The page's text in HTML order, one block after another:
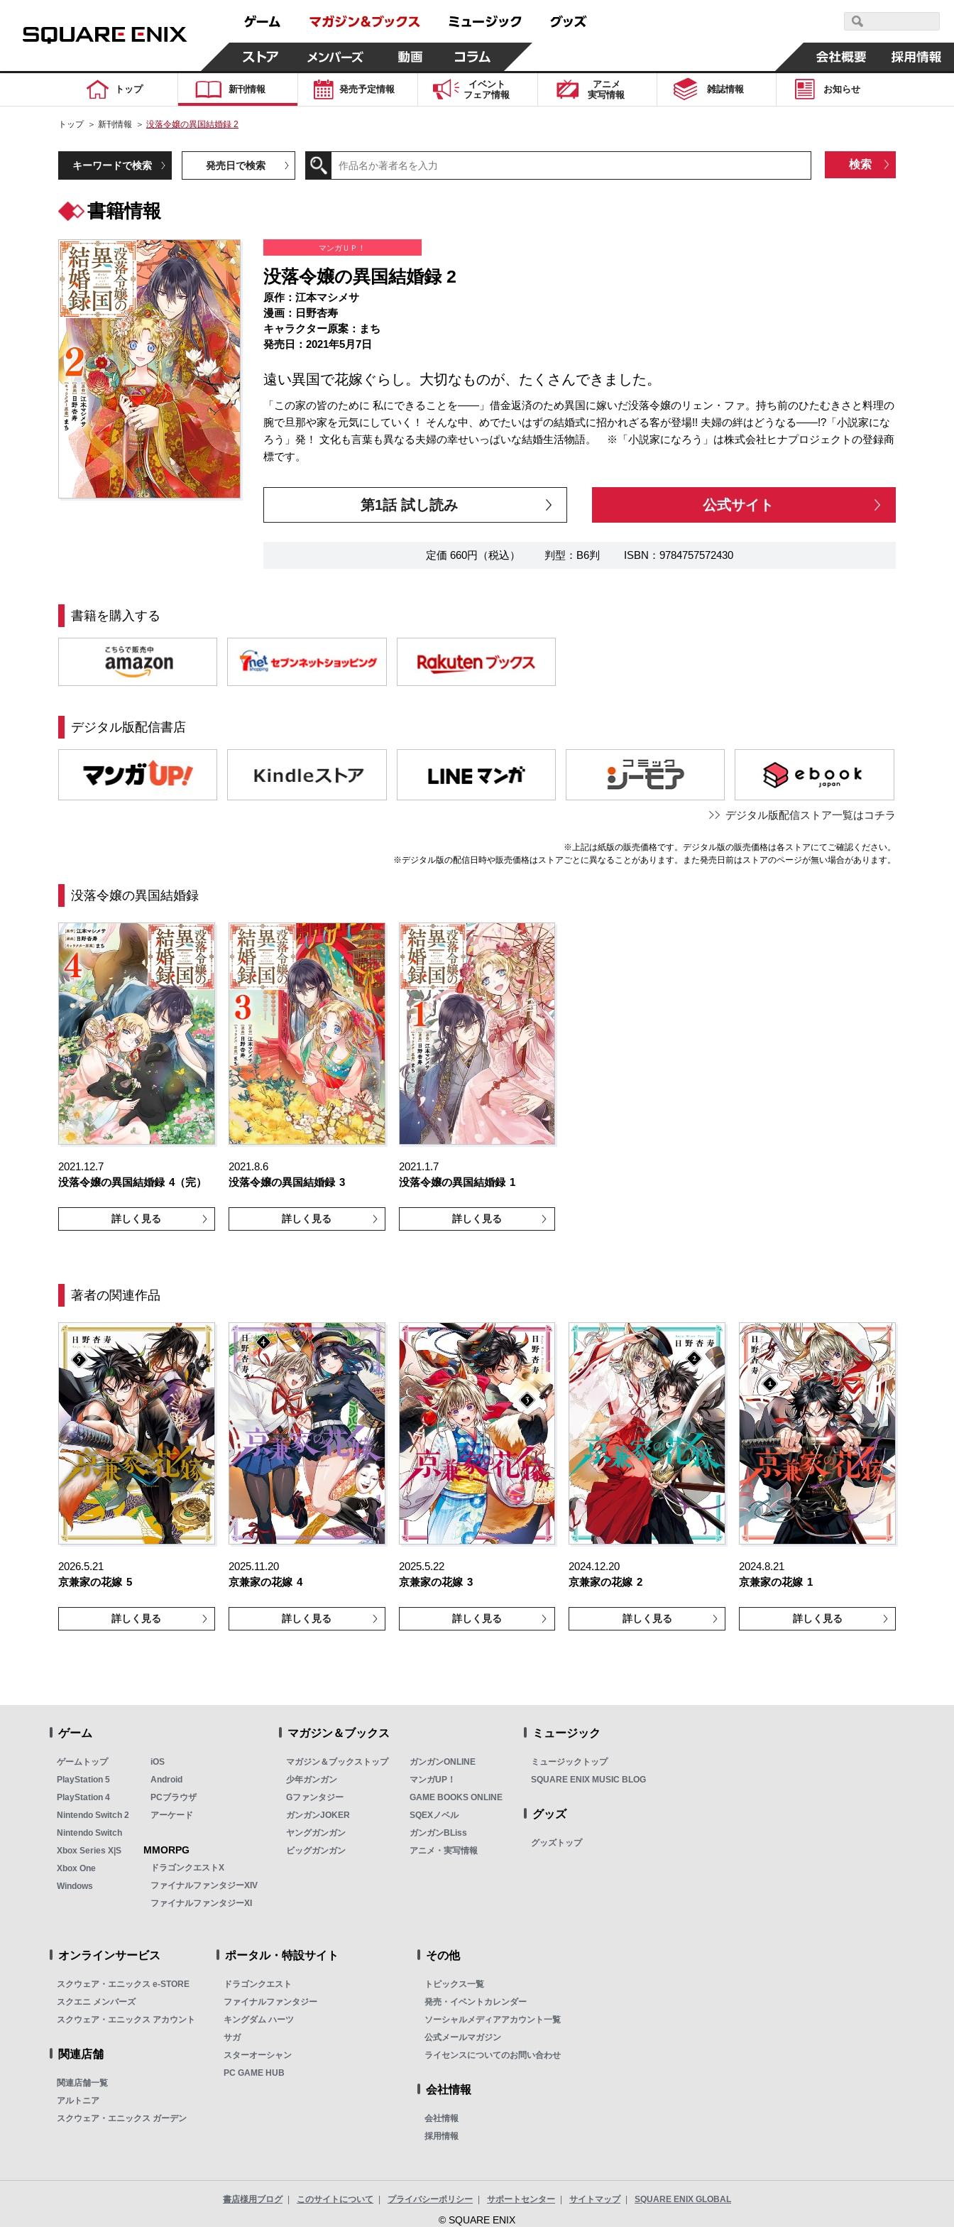
トップ 新刊情報 発売予定情報
イベント
フェア情報
アニメ
実写情報
雑誌情報 お知らせ
トップ ＞ 新刊情報 ＞ 没落令嬢の異国結婚録 2
キーワードで検索 発売日で検索
書籍情報
マンガＵＰ！
没落令嬢の異国結婚録 2
原作：江本マシメサ
漫画：日野杏寿
キャラクター原案：まち
発売日：2021年5月7日
遠い異国で花嫁ぐらし。大切なものが、たくさんできました。
「この家の皆のために 私にできることを――」借金返済のため異国に嫁いだ没落令嬢のリェン・ファ。持ち前のひたむきさと料理の
腕で旦那や家を元気にしていく！ そんな中、めでたいはずの結婚式に招かれざる客が登場!! 夫婦の絆はどうなる――!?「小説家にな
ろう」発！ 文化も言葉も異なる夫婦の幸せいっぱいな結婚生活物語。 ※「小説家になろう」は株式会社ヒナプロジェクトの登録商
標です。
第1話 試し読み 公式サイト
定価 660円（税込） 判型：B6判 ISBN：9784757572430
書籍を購入する
デジタル版配信書店
デジタル版配信ストア一覧はコチラ
※上記は紙版の販売価格です。デジタル版の販売価格は各ストアにてご確認ください。
※デジタル版の配信日時や販売価格はストアごとに異なることがあります。また発売日前はストアのページが無い場合があります。
没落令嬢の異国結婚録
2021.12.7
没落令嬢の異国結婚録 4（完）
詳しく見る
2021.8.6
没落令嬢の異国結婚録 3
詳しく見る
2021.1.7
没落令嬢の異国結婚録 1
詳しく見る
著者の関連作品
2026.5.21
京兼家の花嫁 5
詳しく見る
2025.11.20
京兼家の花嫁 4
詳しく見る
2025.5.22
京兼家の花嫁 3
詳しく見る
2024.12.20
京兼家の花嫁 2
詳しく見る
2024.8.21
京兼家の花嫁 1
詳しく見る
ゲーム
ゲームトップ
PlayStation 5
PlayStation 4
Nintendo Switch 2
Nintendo Switch
Xbox Series X|S
Xbox One
Windows
iOS
Android
PCブラウザ
アーケード
MMORPG
ドラゴンクエストX
ファイナルファンタジーXIV
ファイナルファンタジーXI
マガジン＆ブックス
マガジン＆ブックストップ
少年ガンガン
Gファンタジー
ガンガンJOKER
ヤングガンガン
ビッグガンガン
ガンガンONLINE
マンガUP！
GAME BOOKS ONLINE
SQEXノベル
ガンガンBLiss
アニメ・実写情報
ミュージック
ミュージックトップ
SQUARE ENIX MUSIC BLOG
グッズ
グッズトップ
オンラインサービス
スクウェア・エニックス e-STORE
スクエニ メンバーズ
スクウェア・エニックス アカウント
関連店舗
関連店舗一覧
アルトニア
スクウェア・エニックス ガーデン
ポータル・特設サイト
ドラゴンクエスト
ファイナルファンタジー
キングダム ハーツ
サガ
スターオーシャン
PC GAME HUB
その他
トピックス一覧
発売・イベントカレンダー
ソーシャルメディアアカウント一覧
公式メールマガジン
ライセンスについてのお問い合わせ
会社情報
会社情報
採用情報
書店様用ブログ このサイトについて プライバシーポリシー サポートセンター サイトマップ SQUARE ENIX GLOBAL
© SQUARE ENIX